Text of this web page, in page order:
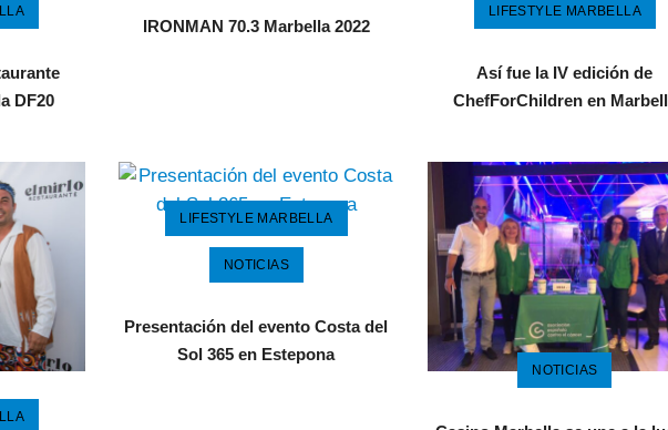
DF20
IRONMAN 70.3 Marbella 2022
LIFESTYLE MARBELLA
Así fue la IV edición de
ChefForChildren en
LIFESTYLE MARBELLA
NOTICIAS
Presentación del evento Costa del
Sol 365 en Estepona
NOTICIAS